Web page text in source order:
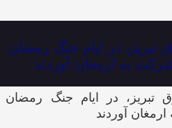
تبریز، در ایام جنگ رمضان
به ارمغان آوردند